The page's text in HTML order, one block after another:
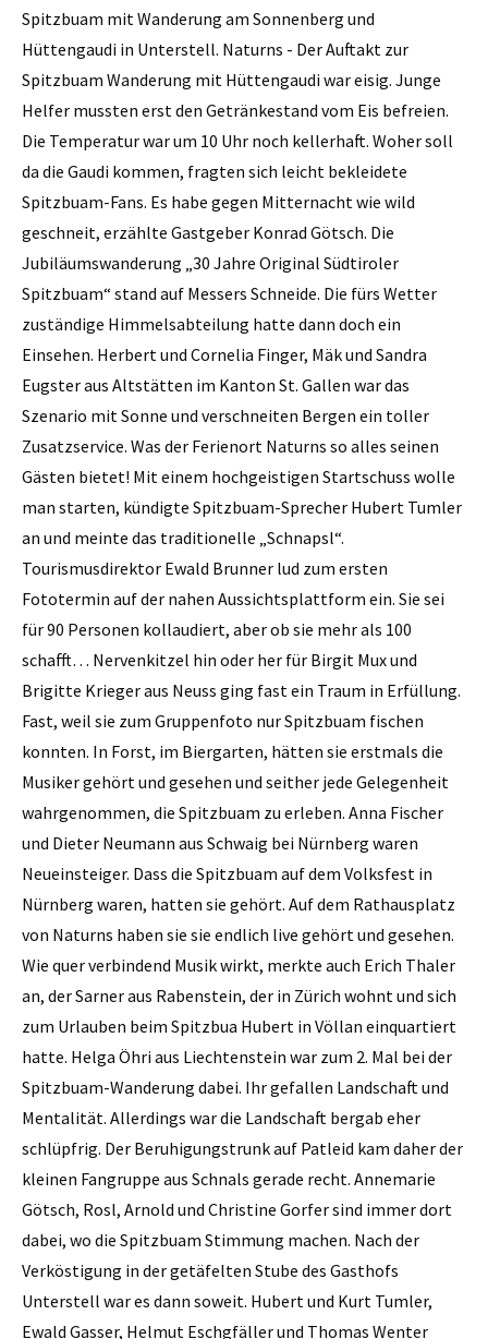
Spitzbuam mit Wanderung am Sonnenberg und
Hüttengaudi in Unterstell. Naturns - Der Auftakt zur
Spitzbuam Wanderung mit Hüttengaudi war eisig. Junge
Helfer mussten erst den Getränkestand vom Eis befreien.
Die Temperatur war um 10 Uhr noch kellerhaft. Woher soll
da die Gaudi kommen, fragten sich leicht bekleidete
Spitzbuam-Fans. Es habe gegen Mitternacht wie wild
geschneit, erzählte Gastgeber ­Konrad Götsch. Die
Jubiläumswanderung „30 Jahre Original Südtiroler
Spitzbuam“ stand auf Messers Schneide. Die fürs Wetter
zuständige Himmelsabteilung hatte dann doch ein
Einsehen. Herbert und Cornelia Finger, Mäk und Sandra
Eugster aus Altstätten im Kanton St. Gallen war das
Szenario mit Sonne und verschneiten Bergen ein toller
Zusatzservice. Was der Ferienort Naturns so alles seinen
Gästen bietet! Mit einem hochgeistigen Startschuss wolle
man starten, kündigte Spitzbuam-Sprecher Hubert Tumler
an und meinte das traditionelle „Schnapsl“.
Tourismusdirektor Ewald Brunner lud zum ersten
Fototermin auf der nahen Aussichtsplattform ein. Sie sei
für 90 Personen kollaudiert, aber ob sie mehr als 100
schafft… Nervenkitzel hin oder her für ­Birgit Mux und
Brigitte Krieger aus Neuss ging fast ein Traum in Erfüllung.
Fast, weil sie zum Gruppenfoto nur Spitzbuam fischen
konnten. In Forst, im Biergarten, hätten sie erstmals die
Musiker gehört und gesehen und seither jede Gelegenheit
wahrgenommen, die Spitzbuam zu erleben. Anna Fischer
und Dieter Neumann aus Schwaig bei Nürnberg waren
Neueinsteiger. Dass die Spitzbuam auf dem Volksfest in
Nürnberg waren, hatten sie gehört. Auf dem Rathausplatz
von Naturns haben sie sie endlich live gehört und gesehen.
Wie quer verbindend Musik wirkt, merkte auch Erich Thaler
an, der Sarner aus Rabenstein, der in Zürich wohnt und sich
zum Urlauben beim Spitzbua Hubert in Völlan einquartiert
hatte. Helga Öhri aus Liechtenstein war zum 2. Mal bei der
Spitzbuam-Wanderung dabei. Ihr gefallen Landschaft und
Mentalität. Allerdings war die Landschaft bergab eher
schlüpfrig. Der Beruhigungstrunk auf Patleid kam daher der
kleinen Fangruppe aus Schnals gerade recht. Annemarie
Götsch, Rosl, Arnold und Christine Gorfer sind immer dort
dabei, wo die Spitzbuam Stimmung machen. Nach der
Verköstigung in der getäfelten Stube des Gasthofs
Unterstell war es dann soweit. Hubert und Kurt Tumler,
Ewald Gasser, Helmut Eschgfäller und Thomas Wenter